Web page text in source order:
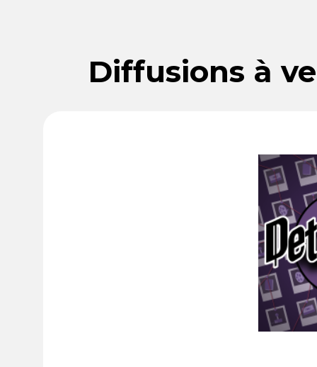
Diffusions à